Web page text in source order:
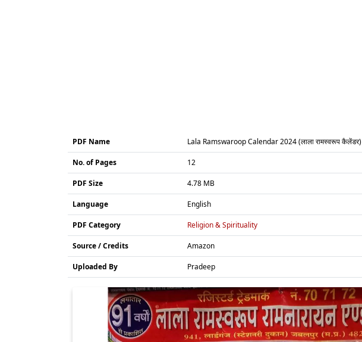
PDF Name Lala Ramswaroop Calendar 2024 (लाला रामस्वरूप कैलेंडर)
No. of Pages 12
PDF Size 4.78 MB
Language English
PDF Category Religion & Spirituality
Source / Credits Amazon
Uploaded By Pradeep